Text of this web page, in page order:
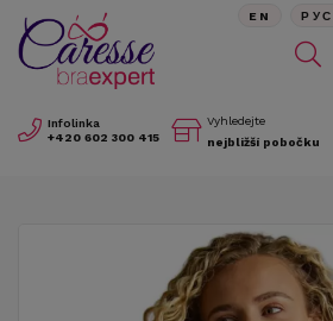
Infolinka
+420 602 300 415
Vyhledejte
nejbližší pobočku
EN РУС